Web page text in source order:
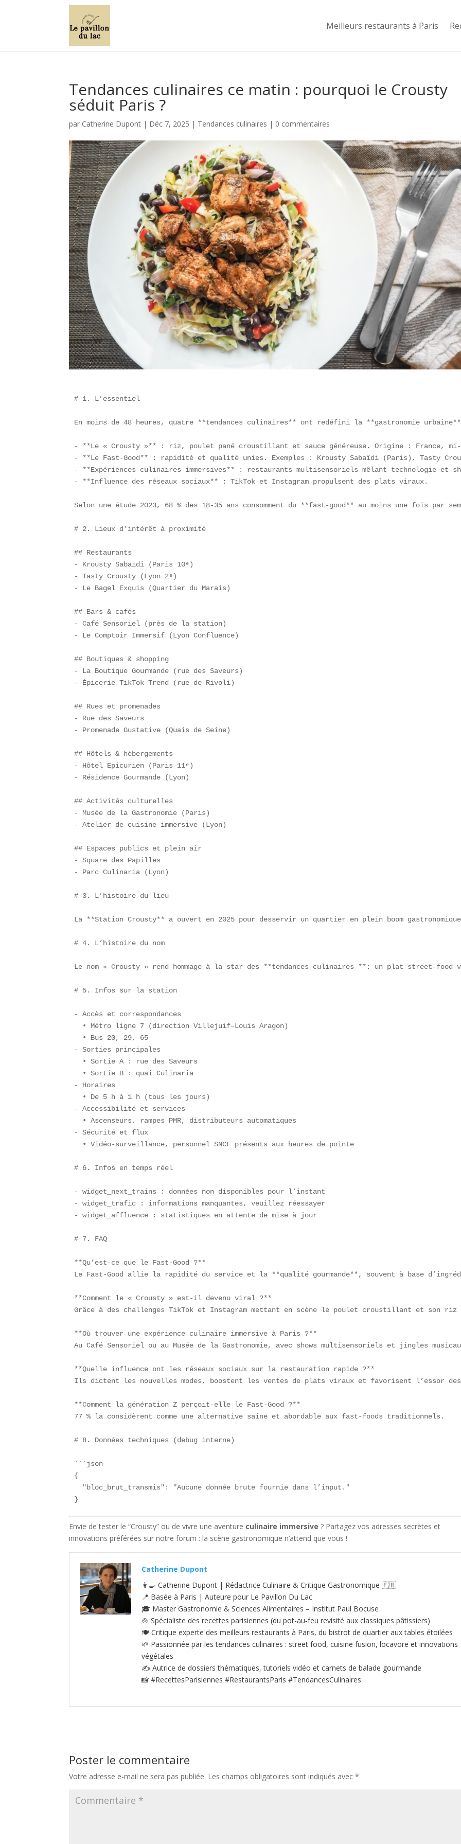
Meilleurs restaurants à Paris
Tendances culinaires ce matin : pourquoi le Crousty
séduit Paris ?
par Catherine Dupont | Déc 7, 2025 | Tendances culinaires | 0 commentaires
# 1. L’essentiel
En moins de 48 heures, quatre **tendances culinaires** ont redéfini la **gastronomie
- **Le « Crousty »** : riz, poulet pané croustillant et sauce généreuse. Origine : France,
- **Le Fast-Good** : rapidité et qualité unies. Exemples : Krousty Sabaïdi (Paris), Tasty
- **Expériences culinaires immersives** : restaurants multisensoriels mêlant technologie et
- **Influence des réseaux sociaux** : TikTok et Instagram propulsent des plats viraux.
Selon une étude 2023, 68 % des 18-35 ans consomment du **fast-good** au moins une fois
# 2. Lieux d’intérêt à proximité
## Restaurants
- Krousty Sabaïdi (Paris 10ᵉ)
- Tasty Crousty (Lyon 2ᵉ)
- Le Bagel Exquis (Quartier du Marais)
## Bars & cafés
- Café Sensoriel (près de la station)
- Le Comptoir Immersif (Lyon Confluence)
## Boutiques & shopping
- La Boutique Gourmande (rue des Saveurs)
- Épicerie TikTok Trend (rue de Rivoli)
## Rues et promenades
- Rue des Saveurs
- Promenade Gustative (Quais de Seine)
## Hôtels & hébergements
- Hôtel Epicurien (Paris 11ᵉ)
- Résidence Gourmande (Lyon)
## Activités culturelles
- Musée de la Gastronomie (Paris)
- Atelier de cuisine immersive (Lyon)
## Espaces publics et plein air
- Square des Papilles
- Parc Culinaria (Lyon)
# 3. L’histoire du lieu
La **Station Crousty** a ouvert en 2025 pour desservir un quartier en plein boom
# 4. L’histoire du nom
Le nom « Crousty » rend hommage à la star des **tendances culinaires **: un plat street-
# 5. Infos sur la station
- Accès et correspondances
  • Métro ligne 7 (direction Villejuif–Louis Aragon)
  • Bus 20, 29, 65
- Sorties principales
  • Sortie A : rue des Saveurs
  • Sortie B : quai Culinaria
- Horaires
  • De 5 h à 1 h (tous les jours)
- Accessibilité et services
  • Ascenseurs, rampes PMR, distributeurs automatiques
- Sécurité et flux
  • Vidéo-surveillance, personnel SNCF présents aux heures de pointe
# 6. Infos en temps réel
- widget_next_trains : données non disponibles pour l’instant
- widget_trafic : informations manquantes, veuillez réessayer
- widget_affluence : statistiques en attente de mise à jour
# 7. FAQ
**Qu’est-ce que le Fast-Good ?**
Le Fast-Good allie la rapidité du service et la **qualité gourmande**, souvent à base
**Comment le « Crousty » est-il devenu viral ?**
Grâce à des challenges TikTok et Instagram mettant en scène le poulet croustillant et son riz
**Où trouver une expérience culinaire immersive à Paris ?**
Au Café Sensoriel ou au Musée de la Gastronomie, avec shows multisensoriels et jingles
**Quelle influence ont les réseaux sociaux sur la restauration rapide ?**
Ils dictent les nouvelles modes, boostent les ventes de plats viraux et favorisent l’essor des
**Comment la génération Z perçoit-elle le Fast-Good ?**
77 % la considèrent comme une alternative saine et abordable aux fast-foods traditionnels.
# 8. Données techniques (debug interne)
```json
{
  "bloc_brut_transmis": "Aucune donnée brute fournie dans l’input."
}
Envie de tester le “Crousty” ou de vivre une aventure culinaire immersive ? Partagez vos adresses secrètes et
innovations préférées sur notre forum : la scène gastronomique n’attend que vous !
Catherine Dupont
👩‍🍳 Catherine Dupont | Rédactrice Culinaire & Critique Gastronomique 🇫🇷
📍 Basée à Paris | Auteure pour Le Pavillon Du Lac
🎓 Master Gastronomie & Sciences Alimentaires – Institut Paul Bocuse
🍲 Spécialiste des recettes parisiennes (du pot-au‑feu revisité aux classiques pâtissiers)
🍽️ Critique experte des meilleurs restaurants à Paris, du bistrot de quartier aux tables étoilées
🌱 Passionnée par les tendances culinaires : street food, cuisine fusion, locavore et innovations
végétales
✍️ Autrice de dossiers thématiques, tutoriels vidéo et carnets de balade gourmande
📸 #RecettesParisiennes #RestaurantsParis #TendancesCulinaires
Poster le commentaire
Votre adresse e-mail ne sera pas publiée. Les champs obligatoires sont indiqués avec*